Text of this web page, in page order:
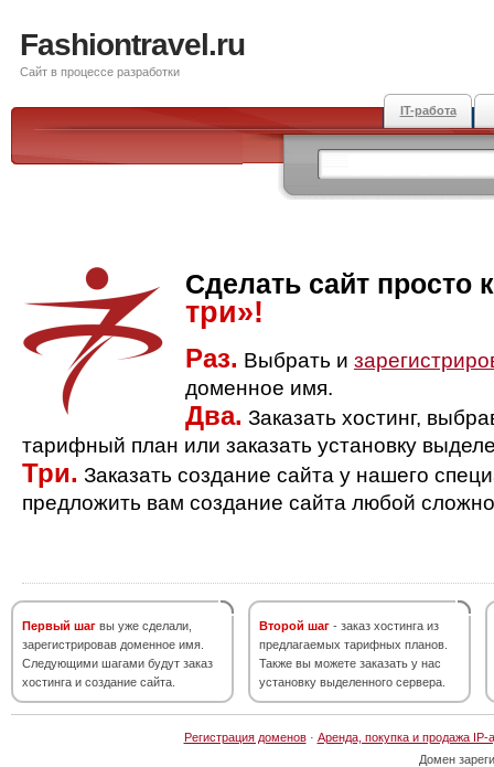
Fashiontravel.ru
Сайт в процессе разработки
IT-работа
Сделать сайт просто
три»!
Раз. Выбрать и
доменное имя.
Два. Заказать хостинг,
тарифный план или заказать установку
Три. Заказать создание сайта у нашего
предложить вам создание сайта любой
Первый шаг вы уже сделали,
зарегистрировав доменное имя.
Следующими шагами будут заказ
хостинга и создание сайта.
Второй шаг - заказ хостинга из
предлагаемых тарифных планов.
Также вы можете заказать у нас
установку выделенного сервера.
Регистрация доменов· Аренда, покупка и продажа IP-
Домен